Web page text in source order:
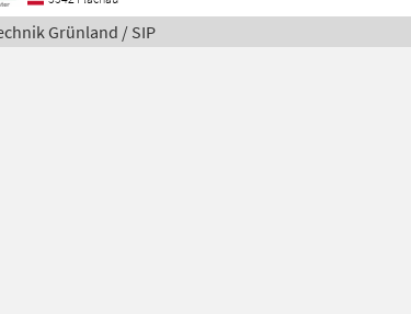
Grünland / SIP